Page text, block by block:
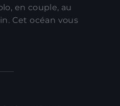
en couple, au
Cet océan vous